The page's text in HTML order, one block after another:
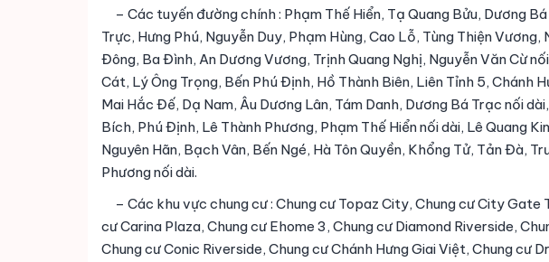
– Các tuyến đường chính : Phạm Thế Hiển, Tạ Quang Bửu, Dương
Trực, Hưng Phú, Nguyễn Duy, Phạm Hùng, Cao Lỗ, Tùng Thiện
Đông, Ba Đình, An Dương Vương, Trịnh Quang Nghị, Nguyễn Văn Cừ
Cát, Lý Ông Trọng, Bến Phú Định, Hồ Thành Biên, Liên Tỉnh 5, Chánh
Mai Hắc Đế, Dạ Nam, Âu Dương Lân, Tám Danh, Dương Bá Trạc nối
Bích, Phú Định, Lê Thành Phương, Phạm Thế Hiển nối dài, Lê Quang
Nguyên Hãn, Bạch Vân, Bến Ngé, Hà Tôn Quyền, Khổng Tử, Tản Đà,
Phương nối dài.
– Các khu vực chung cư : Chung cư Topaz City, Chung cư City Gate
cư Carina Plaza, Chung cư Ehome 3, Chung cư Diamond Riverside,
Chung cư Conic Riverside, Chung cư Chánh Hưng Giai Việt, Chung cư